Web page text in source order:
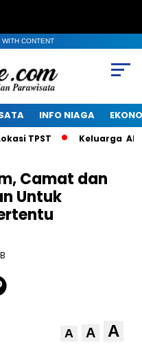
CONTENT
INFO NIAGA
TPST Keluarga Alm
Camat dan
Untuk
A A A